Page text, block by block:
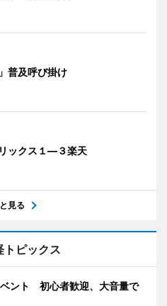
普及呼び掛け
ックス１―３楽天
見る
トピックス
ント 初心者歓迎、大音量で